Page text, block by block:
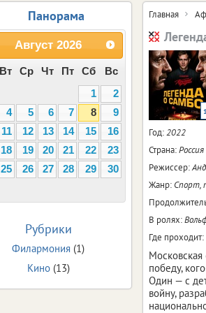
Главная
Год:2022
Страна:Россия
Режиссер:
Жанр: Спорт,
В ролях:
Где проходит:
победу,
Один — с
войну,
Панорама
Август 2026
Вт Ср Чт Пт Сб
Вс
1
2
4 5 6 7 8
9
11 12 13 14 15
16
18 19 20 21 22
23
25 26 27 28 29
30
Рубрики
Филармония (1)
Кино(13)